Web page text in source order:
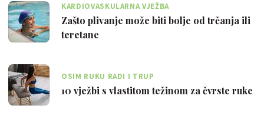
KARDIOVASKULARNA VJEŽBA
Zašto plivanje može biti bolje od trčanja ili
teretane
OSIM RUKU RADI I TRUP
10 vježbi s vlastitom težinom za čvrste ruke